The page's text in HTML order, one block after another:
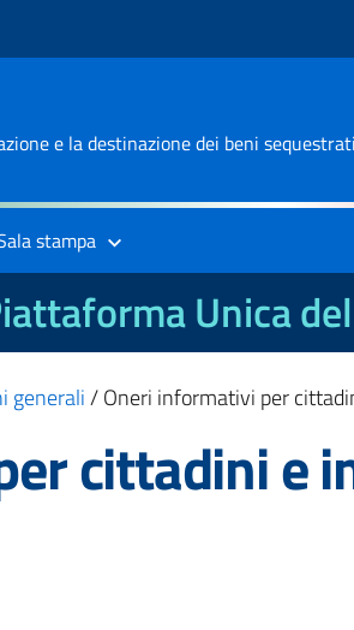
e la destinazione dei beni
stampa
Unica
generali/Oneri informativi per
cittadini e